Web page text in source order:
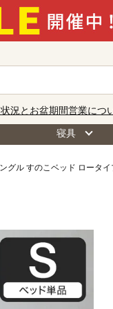
況とお盆期間営業につ
寝具
グル すのこベッド ロータ